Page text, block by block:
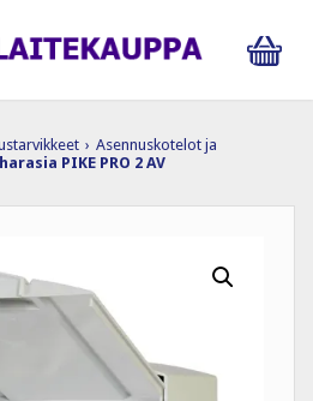
› Asennuskotelot ja
PIKE PRO 2 AV